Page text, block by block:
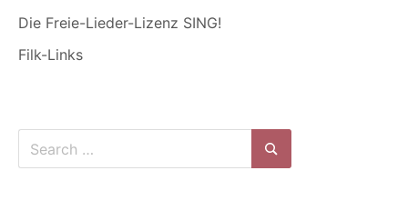
Die Freie-Lieder-Lizenz SING!
Filk-Links
Search
for:
Search